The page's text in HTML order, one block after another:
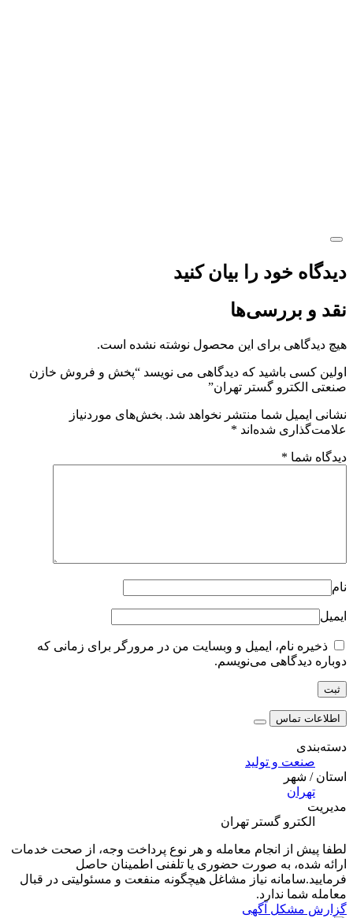
دیدگاه خود را بیان کنید
نقد و بررسی‌ها
هیچ دیدگاهی برای این محصول نوشته نشده است.
اولین کسی باشید که دیدگاهی می نویسد “پخش و فروش خازن
صنعتی الکترو گستر تهران”
نشانی ایمیل شما منتشر نخواهد شد. بخش‌های موردنیاز
علامت‌گذاری شده‌اند *
دیدگاه شما *
نام
ایمیل
ذخیره نام، ایمیل و وبسایت من در مرورگر برای زمانی که
دوباره دیدگاهی می‌نویسم.
اطلاعات تماس
دسته‌بندی
صنعت و تولید
استان / شهر
تهران
مدیریت
الکترو گستر تهران
لطفا پیش از انجام معامله و هر نوع پرداخت وجه، از صحت خدمات
ارائه شده، به صورت حضوری یا تلفنی اطمینان حاصل
فرمایید.سامانه نیاز مشاغل هیچگونه منفعت و مسئولیتی در قبال
معامله شما ندارد.
گزارش مشکل آگهی